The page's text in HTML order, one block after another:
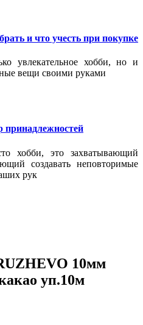
и что учесть при покупке
увлекательное хобби, но и
вещи своими руками
принадлежностей
хобби, это захватывающий
создавать неповторимые
рук
10мм
уп.10м